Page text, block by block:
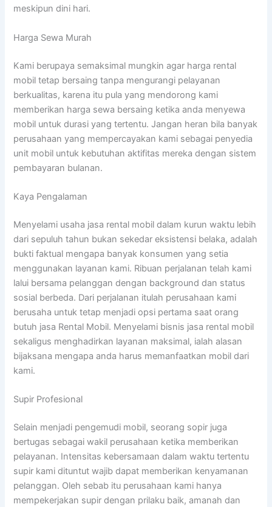
meskipun dini hari.
Harga Sewa Murah
Kami berupaya semaksimal mungkin agar harga rental
mobil tetap bersaing tanpa mengurangi pelayanan
berkualitas, karena itu pula yang mendorong kami
memberikan harga sewa bersaing ketika anda menyewa
mobil untuk durasi yang tertentu. Jangan heran bila banyak
perusahaan yang mempercayakan kami sebagai penyedia
unit mobil untuk kebutuhan aktifitas mereka dengan sistem
pembayaran bulanan.
Kaya Pengalaman
Menyelami usaha jasa rental mobil dalam kurun waktu lebih
dari sepuluh tahun bukan sekedar eksistensi belaka, adalah
bukti faktual mengapa banyak konsumen yang setia
menggunakan layanan kami. Ribuan perjalanan telah kami
lalui bersama pelanggan dengan background dan status
sosial berbeda. Dari perjalanan itulah perusahaan kami
berusaha untuk tetap menjadi opsi pertama saat orang
butuh jasa Rental Mobil. Menyelami bisnis jasa rental mobil
sekaligus menghadirkan layanan maksimal, ialah alasan
bijaksana mengapa anda harus memanfaatkan mobil dari
kami.
Supir Profesional
Selain menjadi pengemudi mobil, seorang sopir juga
bertugas sebagai wakil perusahaan ketika memberikan
pelayanan. Intensitas kebersamaan dalam waktu tertentu
supir kami dituntut wajib dapat memberikan kenyamanan
pelanggan. Oleh sebab itu perusahaan kami hanya
mempekerjakan supir dengan prilaku baik, amanah dan